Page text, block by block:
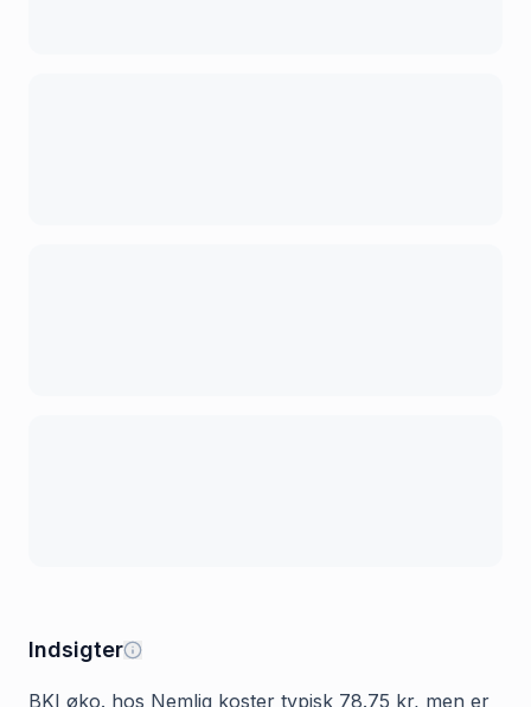
Indsigter
BKI øko. hos Nemlig koster typisk 78.75 kr, men er